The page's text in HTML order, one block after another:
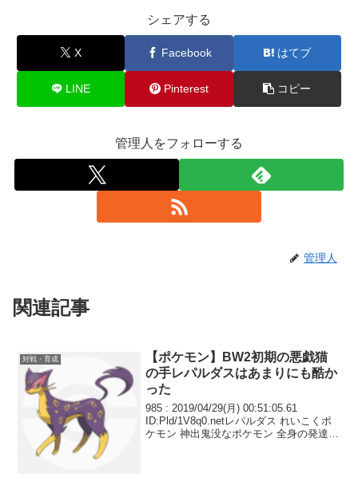
シェアする
X Facebook はてブ
LINE Pinterest コピー
管理人をフォローする
管理人
関連記事
対戦・育成
【ポケモン】BW2初期の悪戯猫
の手レパルダスはあまりにも酷か
った
985 : 2019/04/29(月) 00:51:05.61
ID:Pld/1V8q0.netレパルダス れいこくポ
ケモン 神出鬼没なポケモン 全身の発達し